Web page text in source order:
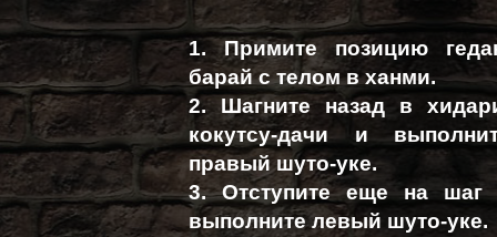
1. Примите позицию
барай с телом в ханми.
2. Шагните назад в
кокутсу-дачи и
правый шуто-уке.
3. Отступите еще на шаг
выполните левый шуто-уке.